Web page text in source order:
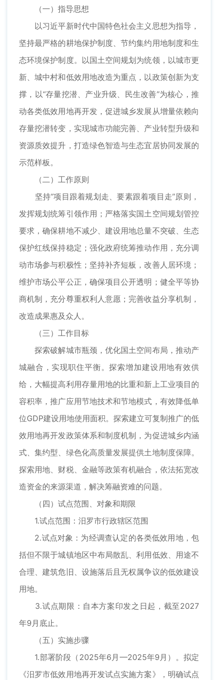
（一）指导思想
以习近平新时代中国特色社会主义思想为指导，
坚持最严格的耕地保护制度、节约集约用地制度和生
态环境保护制度。以国土空间规划为统领，以城市更
新、城中村和低效用地改造为重点，以政策创新为支
撑，以“存量挖潜、产业升级、民生改善”为核心，推
动各类低效用地再开发，促进城乡发展从增量依赖向
存量挖潜转变，实现城市功能完善、产业转型升级和
资源质效提升，打造绿色智造与生态宜居协同发展的
示范样板。
（二）工作原则
坚持“项目跟着规划走、要素跟着项目走”原则，
发挥规划统筹引领作用；严格落实国土空间规划管控
要求，确保耕地不减少、建设用地总量不突破、生态
保护红线保持稳定；强化政府统筹推动作用，充分调
动市场参与积极性；坚持补齐短板，改善人居环境；
维护市场公平公正，确保项目公开透明；健全平等协
商机制，充分尊重权利人意愿；完善收益分享机制，
改造成果惠及众人。
（三）工作目标
探索破解城市瓶颈，优化国土空间布局，推动产
城融合，实现职住平衡。探索增加建设用地有效供
给，大幅提高利用存量用地的比重和新上工业项目的
容积率，推广应用节地技术和节地模式，有效降低单
位GDP建设用地使用面积。探索建立可复制推广的低
效用地再开发政策体系和制度机制，为促进城乡内涵
式、集约型、绿色化高质量发展提供土地制度保障。
探索用地、财税、金融等政策有机融合，依法拓宽改
造资金的来源渠道，解决筹融资难的问题。
（四）试点范围、对象和期限
1.试点范围：汨罗市行政辖区范围
2.试点对象：为经调查认定的各类低效用地，包
括但不限于城镇地区中布局散乱、利用低效、用途不
合理、建筑危旧、设施落后且无权属争议的低效建设
用地。
3.试点期限：自本方案印发之日起，截至2027
年9月底止。
（五）实施步骤
1.部署阶段（2025年6月—2025年9月）。拟定
《汨罗市低效用地再开发试点实施方案》，明确试点